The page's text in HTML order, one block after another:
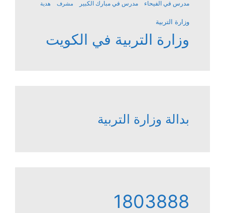
مدرس في الفيحاء مدرس في مبارك الكبير مشرف هدية
وزارة التربية
وزارة التربية في الكويت
بدالة وزارة التربية
1803888